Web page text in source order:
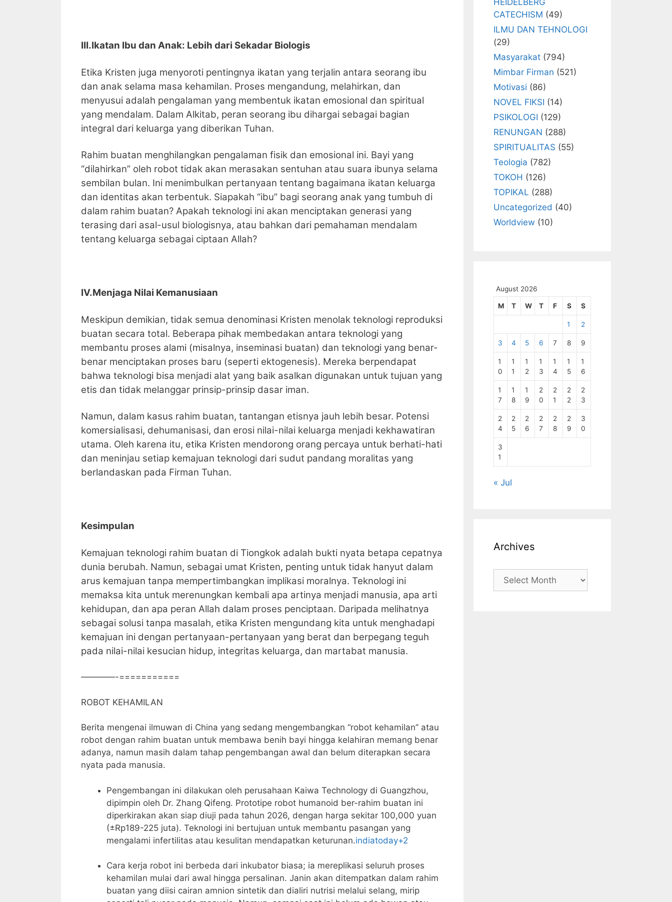
III.Ikatan Ibu dan Anak: Lebih dari Sekadar Biologis
Etika Kristen juga menyoroti pentingnya ikatan yang terjalin antara seorang ibu
dan anak selama masa kehamilan. Proses mengandung, melahirkan, dan
menyusui adalah pengalaman yang membentuk ikatan emosional dan spiritual
yang mendalam. Dalam Alkitab, peran seorang ibu dihargai sebagai bagian
integral dari keluarga yang diberikan Tuhan.
Rahim buatan menghilangkan pengalaman fisik dan emosional ini. Bayi yang
“dilahirkan” oleh robot tidak akan merasakan sentuhan atau suara ibunya selama
sembilan bulan. Ini menimbulkan pertanyaan tentang bagaimana ikatan keluarga
dan identitas akan terbentuk. Siapakah “ibu” bagi seorang anak yang tumbuh di
dalam rahim buatan? Apakah teknologi ini akan menciptakan generasi yang
terasing dari asal-usul biologisnya, atau bahkan dari pemahaman mendalam
tentang keluarga sebagai ciptaan Allah?
IV.Menjaga Nilai Kemanusiaan
Meskipun demikian, tidak semua denominasi Kristen menolak teknologi reproduksi
buatan secara total. Beberapa pihak membedakan antara teknologi yang
membantu proses alami (misalnya, inseminasi buatan) dan teknologi yang benar-
benar menciptakan proses baru (seperti ektogenesis). Mereka berpendapat
bahwa teknologi bisa menjadi alat yang baik asalkan digunakan untuk tujuan yang
etis dan tidak melanggar prinsip-prinsip dasar iman.
Namun, dalam kasus rahim buatan, tantangan etisnya jauh lebih besar. Potensi
komersialisasi, dehumanisasi, dan erosi nilai-nilai keluarga menjadi kekhawatiran
utama. Oleh karena itu, etika Kristen mendorong orang percaya untuk berhati-hati
dan meninjau setiap kemajuan teknologi dari sudut pandang moralitas yang
berlandaskan pada Firman Tuhan.
Kesimpulan
Kemajuan teknologi rahim buatan di Tiongkok adalah bukti nyata betapa cepatnya
dunia berubah. Namun, sebagai umat Kristen, penting untuk tidak hanyut dalam
arus kemajuan tanpa mempertimbangkan implikasi moralnya. Teknologi ini
memaksa kita untuk merenungkan kembali apa artinya menjadi manusia, apa arti
kehidupan, dan apa peran Allah dalam proses penciptaan. Daripada melihatnya
sebagai solusi tanpa masalah, etika Kristen mengundang kita untuk menghadapi
kemajuan ini dengan pertanyaan-pertanyaan yang berat dan berpegang teguh
pada nilai-nilai kesucian hidup, integritas keluarga, dan martabat manusia.
————-===========
ROBOT KEHAMILAN
Berita mengenai ilmuwan di China yang sedang mengembangkan “robot kehamilan” atau
robot dengan rahim buatan untuk membawa benih bayi hingga kelahiran memang benar
adanya, namun masih dalam tahap pengembangan awal dan belum diterapkan secara
nyata pada manusia.
Pengembangan ini dilakukan oleh perusahaan Kaiwa Technology di Guangzhou,
dipimpin oleh Dr. Zhang Qifeng. Prototipe robot humanoid ber-rahim buatan ini
diperkirakan akan siap diuji pada tahun 2026, dengan harga sekitar 100,000 yuan
(±Rp189-225 juta). Teknologi ini bertujuan untuk membantu pasangan yang
mengalami infertilitas atau kesulitan mendapatkan keturunan.indiatoday+2
Cara kerja robot ini berbeda dari inkubator biasa; ia mereplikasi seluruh proses
kehamilan mulai dari awal hingga persalinan. Janin akan ditempatkan dalam rahim
buatan yang diisi cairan amnion sintetik dan dialiri nutrisi melalui selang, mirip
CATECHISM (49)
ILMU DAN TEHNOLOGI
(29)
Masyarakat (794)
Mimbar Firman (521)
Motivasi (86)
NOVEL FIKSI (14)
PSIKOLOGI (129)
RENUNGAN (288)
SPIRITUALITAS (55)
Teologia (782)
TOKOH (126)
TOPIKAL (288)
Uncategorized (40)
Worldview (10)
August 2026
M T W T F S S
1 2
3 4 5 6 7 8 9
1
0
1
1
1
2
1
3
1
4
1
5
1
6
1
7
1
8
1
9
2
0
2
1
2
2
2
3
2
4
2
5
2
6
2
7
2
8
2
9
3
0
3
1
« Jul
Archives
Archives